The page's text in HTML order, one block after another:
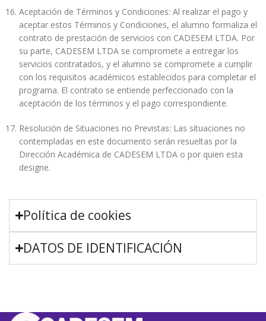
Aceptación de Términos y Condiciones: Al realizar el pago y
aceptar estos Términos y Condiciones, el alumno formaliza el
contrato de prestación de servicios con CADESEM LTDA. Por
su parte, CADESEM LTDA se compromete a entregar los
servicios contratados, y el alumno se compromete a cumplir
con los requisitos académicos establecidos para completar el
programa. El contrato se entiende perfeccionado con la
aceptación de los términos y el pago correspondiente.
Resolución de Situaciones no Previstas: Las situaciones no
contempladas en este documento serán resueltas por la
Dirección Académica de CADESEM LTDA o por quien esta
designe.
Política de cookies
DATOS DE IDENTIFICACIÓN